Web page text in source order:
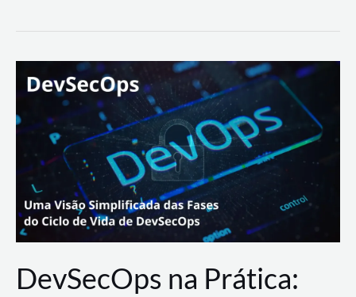
palyer
Lance
Rural
DevSecOps na Prática: